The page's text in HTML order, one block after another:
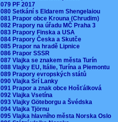
079 PF 2017
080 Setkání s Eldarem Shengelaiou
081 Prapor obce Krouna (Chrudim)
082 Prapory na úřadu MČ Praha 3
083 Prapory Finska a USA
084 Prapory Česka a Skutče
085 Prapor na hradě Lipnice
086 Prapor SSSR
087 Vlajka se znakem města Turín
088 Vlajky EU, Itálie, Turína a Piemontu
089 Prapory evropských států
090 Vlajka Srí Lanky
091 Prapor a znak obce Hošťálková
092 Vlajka Vsetína
093 Vlajky Göteborgu a Švédska
094 Vlajka Tjörnu
095 Vlajka hlavního města Norska Oslo